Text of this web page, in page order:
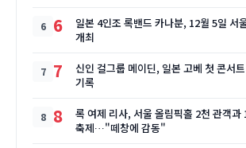
6
일본 4인조 록밴드 카나분, 12월 5일 서
개최
7
신인 걸그룹 메이딘, 일본 고베 첫 콘서
기록
8
록 여제 리사, 서울 올림픽홀 2천 관객과
축제…"떼창에 감동"